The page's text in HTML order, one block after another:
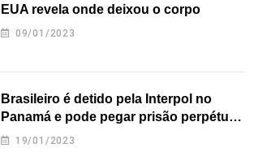
EUA revela onde deixou o corpo
09/01/2023
Brasileiro é detido pela Interpol no
Panamá e pode pegar prisão perpétua
nos EUA
19/01/2023